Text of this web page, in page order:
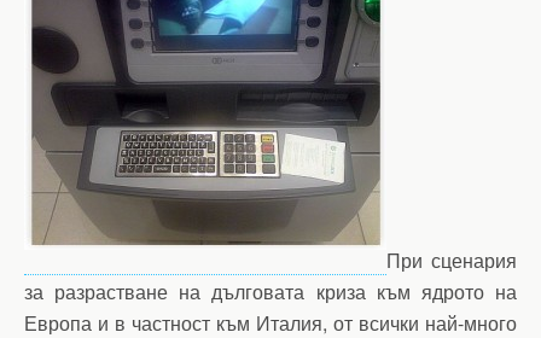
При сценария
за разрастване на дълговата криза към ядрото на
Европа и в частност към Италия, от всички най-много